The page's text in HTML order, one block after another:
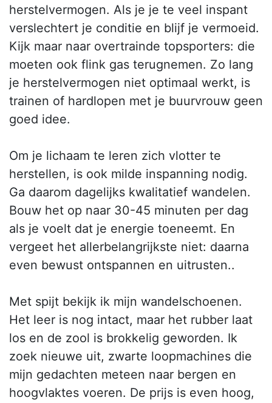
herstelvermogen. Als je je te veel inspant
verslechtert je conditie en blijf je vermoeid.
Kijk maar naar overtrainde topsporters: die
moeten ook flink gas terugnemen. Zo lang
je herstelvermogen niet optimaal werkt, is
trainen of hardlopen met je buurvrouw geen
goed idee.
Om je lichaam te leren zich vlotter te
herstellen, is ook milde inspanning nodig.
Ga daarom dagelijks kwalitatief wandelen.
Bouw het op naar 30-45 minuten per dag
als je voelt dat je energie toeneemt. En
vergeet het allerbelangrijkste niet: daarna
even bewust ontspannen en uitrusten..
Met spijt bekijk ik mijn wandelschoenen.
Het leer is nog intact, maar het rubber laat
los en de zool is brokkelig geworden. Ik
zoek nieuwe uit, zwarte loopmachines die
mijn gedachten meteen naar bergen en
hoogvlaktes voeren. De prijs is even hoog,